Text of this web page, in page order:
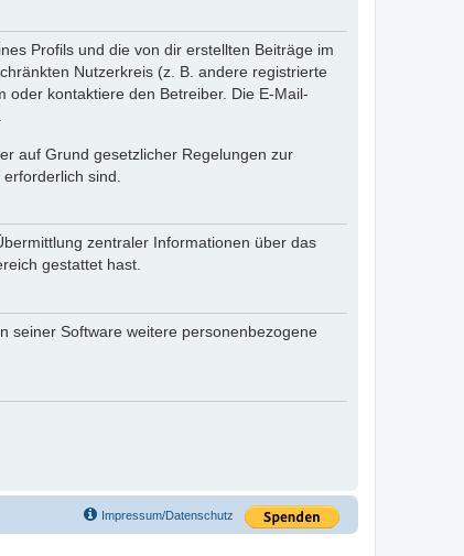
Profils und die von dir erstellten Beiträge im
Nutzerkreis (z. B. andere registrierte
kontaktiere den Betreiber. Die E-Mail-
auf Grund gesetzlicher Regelungen zur
sind.
zentraler Informationen über das
gestattet hast.
seiner Software weitere personenbezogene
Impressum/Datenschutz